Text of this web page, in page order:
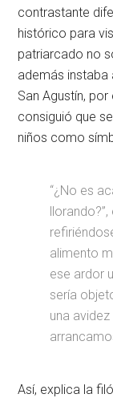
contrastante
histórico para
patriarcado no
además instaba
San Agustín,
consiguió que
niños como
“¿No es
alimento
ese ardor
sería
una
Así, explica la